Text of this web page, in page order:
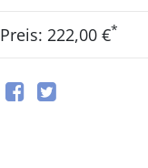
Preis: 222,00 €*